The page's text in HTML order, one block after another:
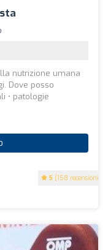
5 (158 recensioni)
nutrizione umana
Dove posso
• patologie